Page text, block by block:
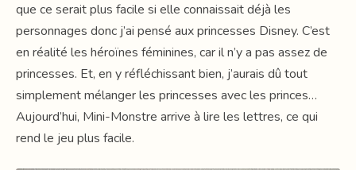
que ce serait plus facile si elle connaissait déjà les
personnages donc j’ai pensé aux princesses Disney. C’est
en réalité les héroïnes féminines, car il n’y a pas assez de
princesses. Et, en y réfléchissant bien, j’aurais dû tout
simplement mélanger les princesses avec les princes…
Aujourd’hui, Mini-Monstre arrive à lire les lettres, ce qui
rend le jeu plus facile.